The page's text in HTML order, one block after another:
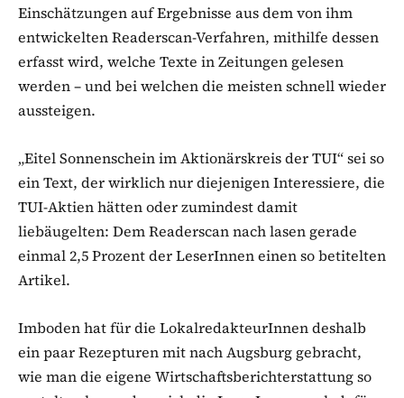
Einschätzungen auf Ergebnisse aus dem von ihm
entwickelten Readerscan-Verfahren, mithilfe dessen
erfasst wird, welche Texte in Zeitungen gelesen
werden – und bei welchen die meisten schnell wieder
aussteigen.
„Eitel Sonnenschein im Aktionärskreis der TUI“ sei so
ein Text, der wirklich nur diejenigen Interessiere, die
TUI-Aktien hätten oder zumindest damit
liebäugelten: Dem Readerscan nach lasen gerade
einmal 2,5 Prozent der LeserInnen einen so betitelten
Artikel.
Imboden hat für die LokalredakteurInnen deshalb
ein paar Rezepturen mit nach Augsburg gebracht,
wie man die eigene Wirtschaftsberichterstattung so